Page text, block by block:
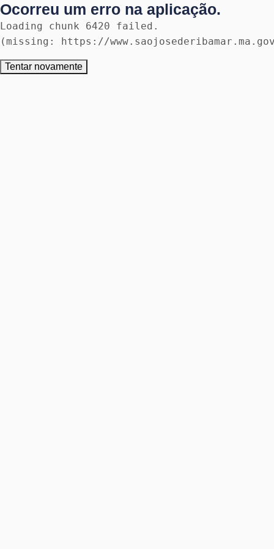
Ocorreu um erro na aplicação.
Loading chunk 6420 failed.
(missing: https://
Tentar novamente